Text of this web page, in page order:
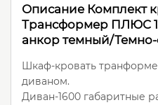
Описание Комплект
Трансформер ПЛЮС
анкор темный/
Шкаф-кровать
диваном.
Диван-1600 габаритные